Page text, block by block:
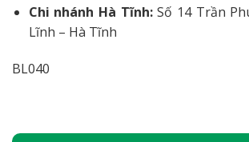
Chi nhánh Hà Tĩnh:Số 14 Trần
Lĩnh – Hà Tĩnh
BL040